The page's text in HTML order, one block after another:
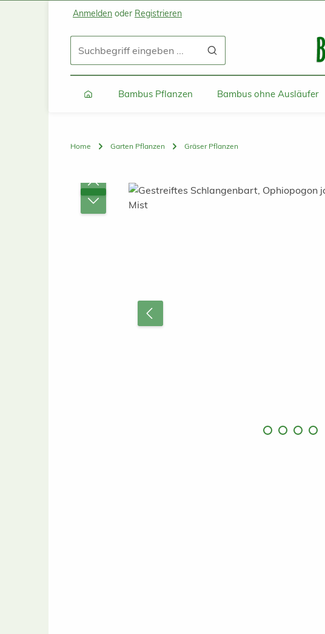
Zum Hauptinhalt springen
Zur Suche springen
Zur Hauptnavigation springen
Anmelden oder Registrieren
Bambus Pflanzen Bambus ohne Ausläufer
Home Garten Pflanzen Gräser Pflanzen
Bildergalerie überspringen